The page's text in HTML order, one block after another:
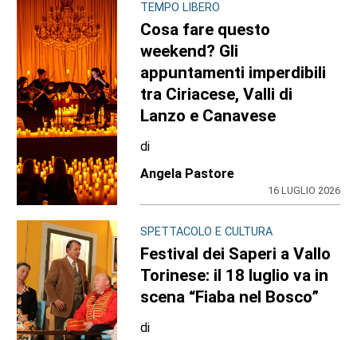
TEMPO LIBERO
Cosa fare questo
weekend? Gli
appuntamenti imperdibili
tra Ciriacese, Valli di
Lanzo e Canavese
di
Angela Pastore
16 LUGLIO 2026
SPETTACOLO E CULTURA
Festival dei Saperi a Vallo
Torinese: il 18 luglio va in
scena “Fiaba nel Bosco”
di